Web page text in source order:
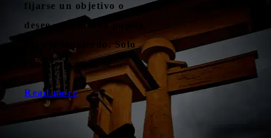
fijarse un objetivo o
deseo, se pinta la pupila
del ojo izquierdo. Solo
cuando la meta se…
Read more